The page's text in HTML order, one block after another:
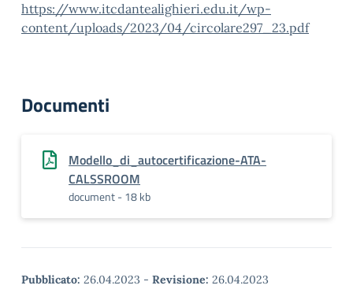
https://www.itcdantealighieri.edu.it/wp-
content/uploads/2023/04/circolare297_23.pdf
Documenti
Modello_di_autocertificazione-ATA-
CALSSROOM
document - 18 kb
Pubblicato: 26.04.2023 - Revisione: 26.04.2023